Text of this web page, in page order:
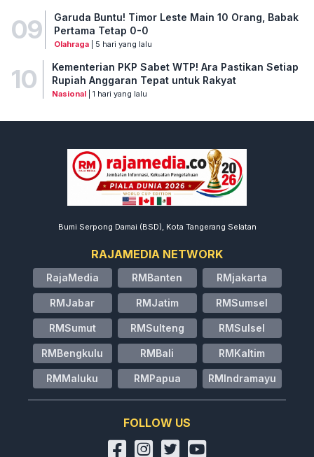
09
Garuda Buntu! Timor Leste Main 10 Orang, Babak
Pertama Tetap 0-0
Olahraga| 5 hari yang lalu
10
Kementerian PKP Sabet WTP! Ara Pastikan Setiap
Rupiah Anggaran Tepat untuk Rakyat
Nasional| 1 hari yang lalu
Bumi Serpong Damai (BSD), Kota Tangerang Selatan
RAJAMEDIA NETWORK
RajaMedia RMBanten RMjakarta
RMJabar RMJatim RMSumsel
RMSumut RMSulteng RMSulsel
RMBengkulu RMBali RMKaltim
RMMaluku RMPapua RMIndramayu
FOLLOW US